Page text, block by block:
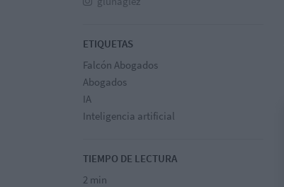
ETIQUETAS
Falcón Abogados
Abogados
IA
Inteligencia artificial
TIEMPO DE LECTURA
2 min